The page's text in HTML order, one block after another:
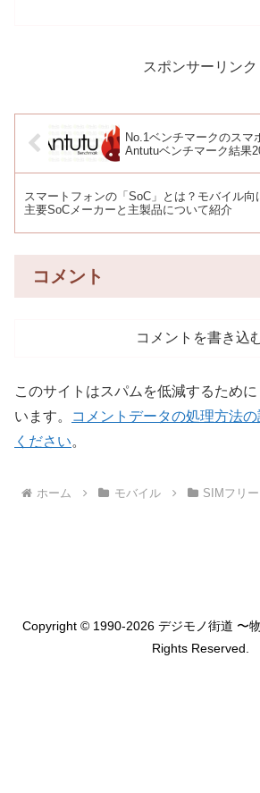
スポンサーリンク
No.1ベンチマークのスマ
Antutuベンチマーク結果
スマートフォンの「SoC」とは？モバイル向
主要SoCメーカーと主製品について紹介
コメント
コメントを書き込
このサイトはスパムを低減するため
います。
コメントデータの処理方法
ください。
ホーム モバイル SIMフリー
Copyright © 1990-2026 デジモノ街道 〜
Rights Reserved.